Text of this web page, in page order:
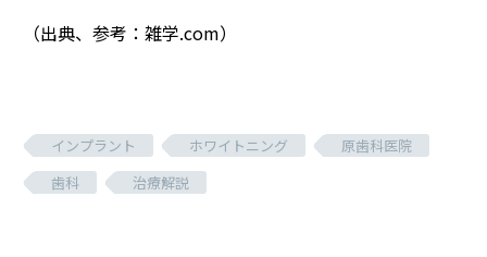
（出典、参考：雑学.com）
インプラント ホワイトニング
原歯科医院
歯科
治療解説